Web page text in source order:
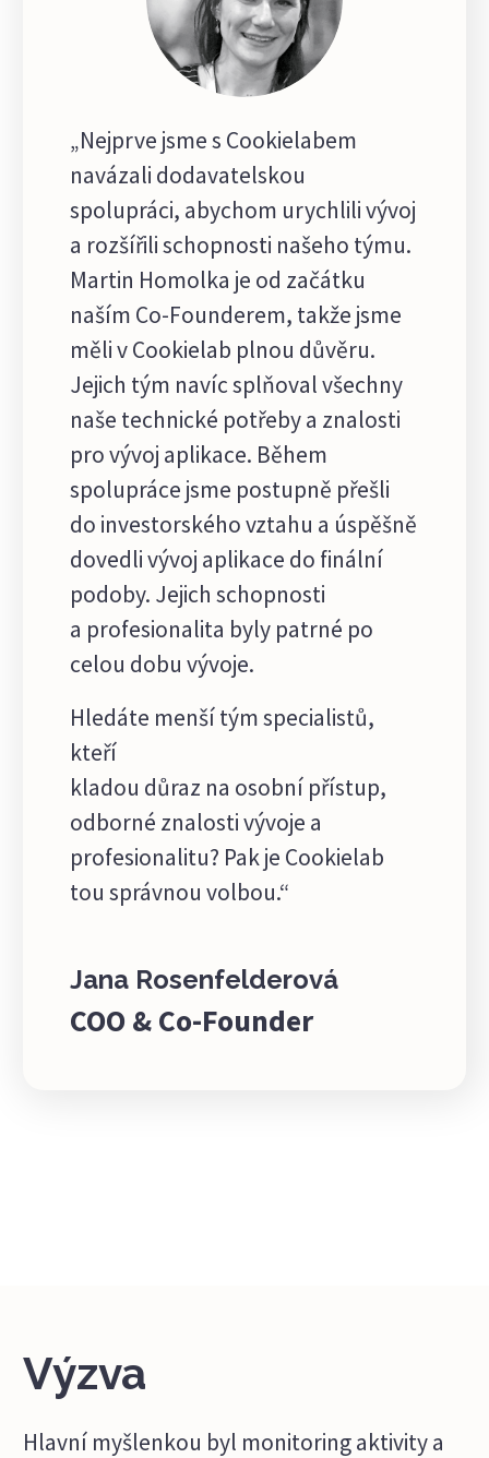
„Nejprve jsme s Cookielabem
navázali dodavatelskou
spolupráci, abychom urychlili vývoj
a rozšířili schopnosti našeho týmu.
Martin Homolka je od začátku
naším Co-Founderem, takže jsme
měli v Cookielab plnou důvěru.
Jejich tým navíc splňoval všechny
naše technické potřeby a znalosti
pro vývoj aplikace. Během
spolupráce jsme postupně přešli
do investorského vztahu a úspěšně
dovedli vývoj aplikace do finální
podoby. Jejich schopnosti
a profesionalita byly patrné po
celou dobu vývoje.
Hledáte menší tým specialistů,
kteří
kladou důraz na osobní přístup,
odborné znalosti vývoje a
profesionalitu? Pak je Cookielab
tou správnou volbou.“
Jana Rosenfelderová
COO & Co-Founder
Výzva
Hlavní myšlenkou byl monitoring aktivity a